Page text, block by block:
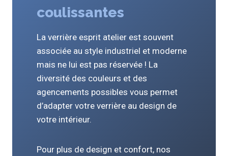
coulissantes
La verrière esprit atelier est souvent
associée au style industriel et moderne
mais ne lui est pas réservée ! La
diversité des couleurs et des
agencements possibles vous permet
d’adapter votre verrière au design de
votre intérieur.
Pour plus de design et confort, nos